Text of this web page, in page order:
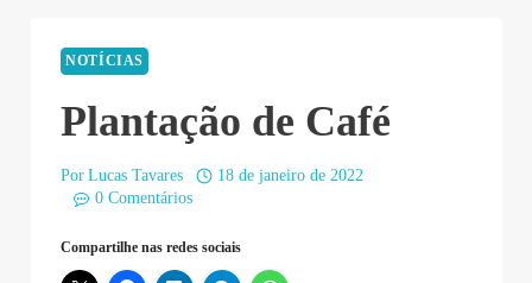
NOTÍCIAS
Plantação de Café
Por Lucas Tavares
18 de janeiro de 2022
0 Comentários
Compartilhe nas redes sociais